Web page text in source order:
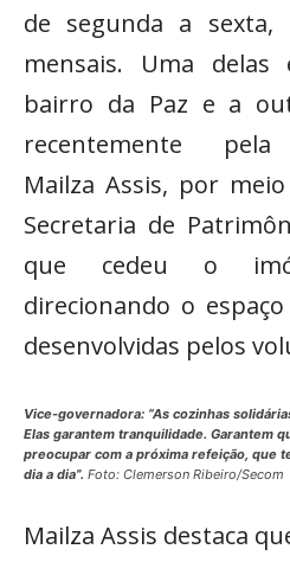
de segunda a sexta,
mensais. Uma delas
bairro da Paz e a
recentemente pela
Mailza Assis, por
Secretaria de
que cedeu o
direcionando o
desenvolvidas pelos
Vice-governadora: “As cozinhas
Elas garantem tranquilidade. Garantem
preocupar com a próxima refeição, que
dia a dia”. Foto: Clemerson Ribeiro/Secom
Mailza Assis destaca